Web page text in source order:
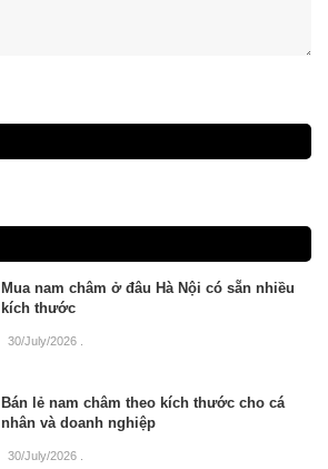
Mua nam châm ở đâu Hà Nội có sẵn nhiều
kích thước
30/July/2026
Bán lẻ nam châm theo kích thước cho cá
nhân và doanh nghiệp
30/July/2026